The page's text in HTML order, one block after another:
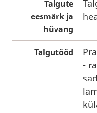
Talgute
eesmärk ja
hüvang
Talgutööd
-